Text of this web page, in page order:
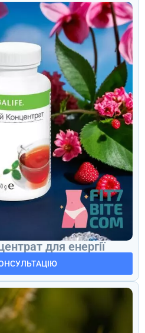
для енергії